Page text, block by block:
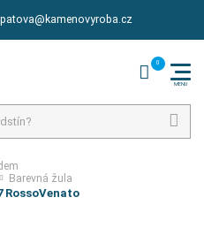
Barevná žula
RossoVenato